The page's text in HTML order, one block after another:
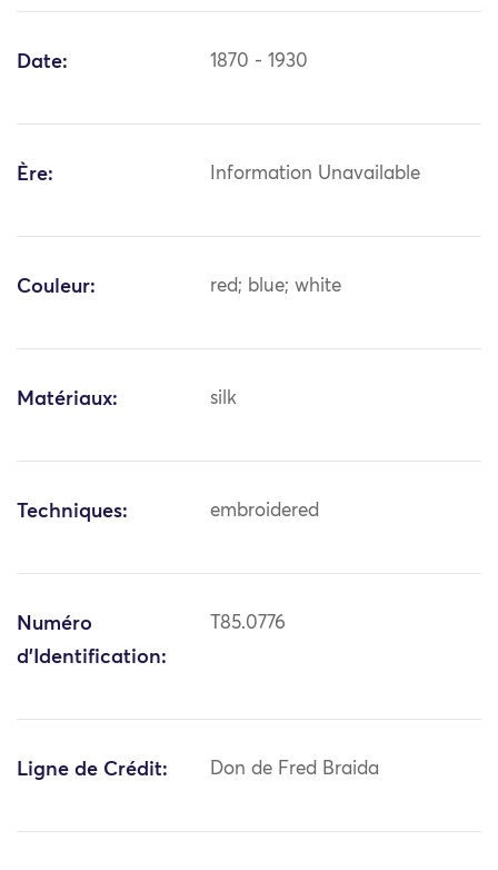
Date: 1870 - 1930
Ère: Information Unavailable
Couleur: red; blue; white
Matériaux: silk
Techniques: embroidered
Numéro
d'Identification:
T85.0776
Ligne de Crédit: Don de Fred Braida